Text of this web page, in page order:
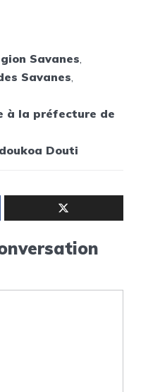
Savanes
Savanes
à la préfecture de
Douti